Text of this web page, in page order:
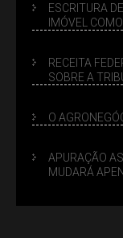
ESCRITURA
IMÓVEL
RECEITA
SOBRE A
O
APURAÇÃO
MUDARÁ